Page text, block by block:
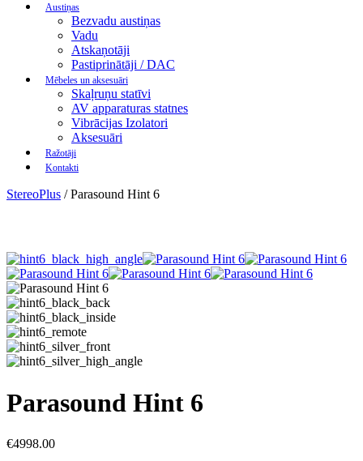
Austiņas
Bezvadu austiņas
Vadu
Atskaņotāji
Pastiprinātāji / DAC
Mēbeles un aksesuāri
Skaļruņu statīvi
AV apparaturas statnes
Vibrācijas Izolatori
Aksesuāri
Ražotāji
Kontakti
StereoPlus /Parasound Hint 6
Parasound Hint 6
€4998.00